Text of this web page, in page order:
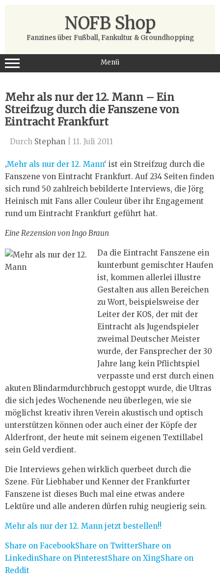
NOFB Shop
Fanzines über Fußball, Fankultur & Groundhopping
Menü
Mehr als nur der 12. Mann – Ein
Streifzug durch die Fanszene von
Eintracht Frankfurt
Durch Stephan 11. Juli 2011
‚Mehr als nur der 12. Mann‘ ist ein Streifzug durch die
Fanszene von Eintracht Frankfurt. Auf 234 Seiten finden
sich rund 50 zahlreich bebilderte Interviews, die Jörg
Heinisch mit Fans aller Couleur über ihr Engagement
rund um Eintracht Frankfurt geführt hat.
Eine Rezension von Ingo Braun
Da die Eintracht Fanszene ein
kunterbunt gemischter Haufen
ist, kommen allerlei illustre
Gestalten aus allen Bereichen
zu Wort, beispielsweise der
Leiter der KOS, der mit der
Eintracht als Jugendspieler
zweimal Deutscher Meister
wurde, der Fansprecher der 30
Jahre lang kein Pflichtspiel
verpasste und erst durch einen
akuten Blindarmdurchbruch gestoppt wurde, die Ultras
die sich jedes Wochenende neu überlegen, wie sie
möglichst kreativ ihren Verein akustisch und optisch
unterstützen können oder auch einer der Köpfe der
Alderfront, der heute mit seinem eigenen Textillabel
sein Geld verdient.
Die Interviews gehen wirklich querbeet durch die
Szene. Für Liebhaber und Kenner der Frankfurter
Fanszene ist dieses Buch mal eine etwas andere
Lektüre und alle anderen dürfen ruhig neugierig sein.
Mehr als nur der 12. Mann jetzt bestellen!!
Share on FacebookShare on TwitterShare on
LinkedinShare on PinterestShare on XingShare on
Reddit